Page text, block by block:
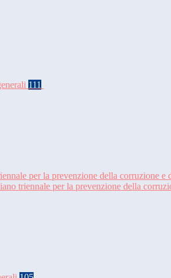
111
per la prevenzione della corruzione e
triennale per la prevenzione della